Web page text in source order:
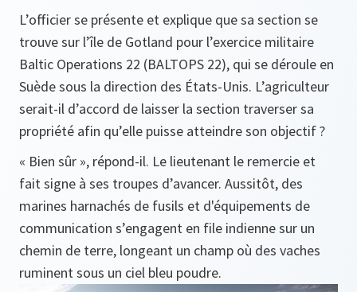
L’officier se présente et explique que sa section se
trouve sur l’île de Gotland pour l’exercice militaire
Baltic Operations 22 (BALTOPS 22), qui se déroule en
Suède sous la direction des États-Unis. L’agriculteur
serait-il d’accord de laisser la section traverser sa
propriété afin qu’elle puisse atteindre son objectif ?
« Bien sûr », répond-il. Le lieutenant le remercie et
fait signe à ses troupes d’avancer. Aussitôt, des
marines harnachés de fusils et d'équipements de
communication s’engagent en file indienne sur un
chemin de terre, longeant un champ où des vaches
ruminent sous un ciel bleu poudre.